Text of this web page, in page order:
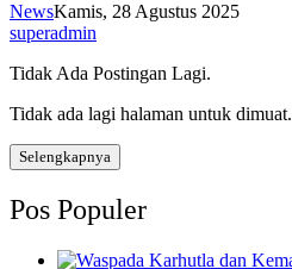
NewsKamis, 28 Agustus 2025
superadmin
Tidak Ada Postingan Lagi.
Tidak ada lagi halaman untuk dimuat.
Selengkapnya
Pos Populer